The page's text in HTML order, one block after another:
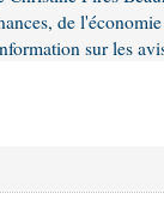
de
sur les